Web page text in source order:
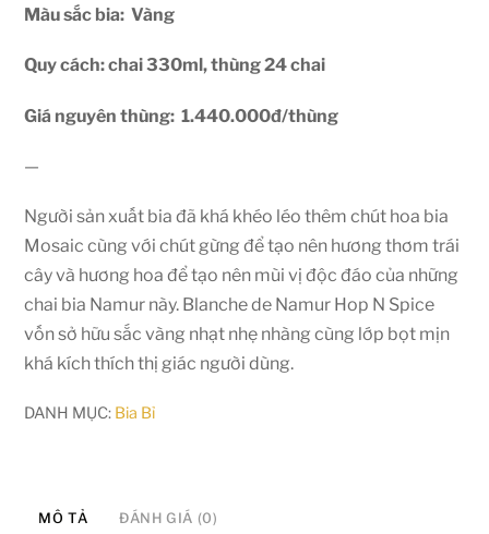
Màu sắc bia: Vàng
Quy cách: chai 330ml, thùng 24 chai
Giá nguyên thùng: 1.440.000đ/thùng
—
Người sản xuất bia đã khá khéo léo thêm chút hoa bia
Mosaic cùng với chút gừng để tạo nên hương thơm trái
cây và hương hoa để tạo nên mùi vị độc đáo của những
chai bia Namur này. Blanche de Namur Hop N Spice
vốn sở hữu sắc vàng nhạt nhẹ nhàng cùng lớp bọt mịn
khá kích thích thị giác người dùng.
DANH MỤC: Bia Bỉ
MÔ TẢ ĐÁNH GIÁ (0)